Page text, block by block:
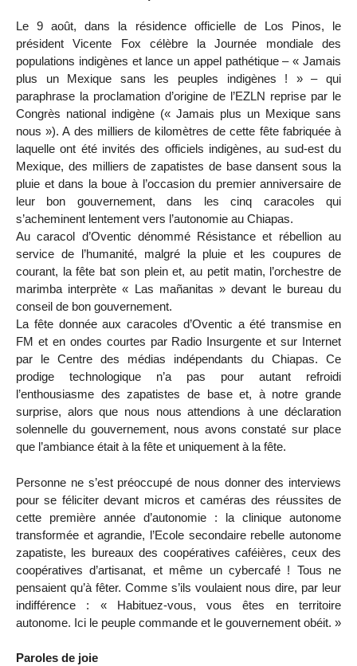
Le 9 août, dans la résidence officielle de Los Pinos, le
président Vicente Fox célèbre la Journée mondiale des
populations indigènes et lance un appel pathétique – « Jamais
plus un Mexique sans les peuples indigènes ! » – qui
paraphrase la proclamation d’origine de l’EZLN reprise par le
Congrès national indigène (« Jamais plus un Mexique sans
nous »). A des milliers de kilomètres de cette fête fabriquée à
laquelle ont été invités des officiels indigènes, au sud-est du
Mexique, des milliers de zapatistes de base dansent sous la
pluie et dans la boue à l’occasion du premier anniversaire de
leur bon gouvernement, dans les cinq caracoles qui
s’acheminent lentement vers l’autonomie au Chiapas.
Au caracol d’Oventic dénommé Résistance et rébellion au
service de l’humanité, malgré la pluie et les coupures de
courant, la fête bat son plein et, au petit matin, l’orchestre de
marimba interprète « Las mañanitas » devant le bureau du
conseil de bon gouvernement.
La fête donnée aux caracoles d’Oventic a été transmise en
FM et en ondes courtes par Radio Insurgente et sur Internet
par le Centre des médias indépendants du Chiapas. Ce
prodige technologique n’a pas pour autant refroidi
l’enthousiasme des zapatistes de base et, à notre grande
surprise, alors que nous nous attendions à une déclaration
solennelle du gouvernement, nous avons constaté sur place
que l’ambiance était à la fête et uniquement à la fête.
Personne ne s’est préoccupé de nous donner des interviews
pour se féliciter devant micros et caméras des réussites de
cette première année d’autonomie : la clinique autonome
transformée et agrandie, l’Ecole secondaire rebelle autonome
zapatiste, les bureaux des coopératives caféières, ceux des
coopératives d’artisanat, et même un cybercafé ! Tous ne
pensaient qu’à fêter. Comme s’ils voulaient nous dire, par leur
indifférence : « Habituez-vous, vous êtes en territoire
autonome. Ici le peuple commande et le gouvernement obéit. »
Paroles de joie